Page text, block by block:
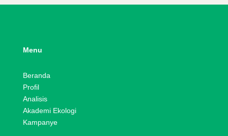
Menu
Beranda
Profil
Analisis
Akademi Ekologi
Kampanye